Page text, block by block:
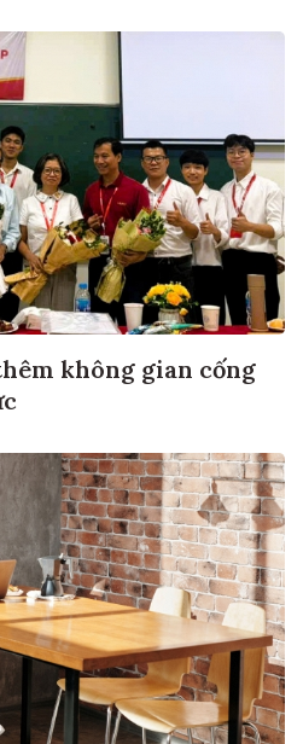
không gian cống